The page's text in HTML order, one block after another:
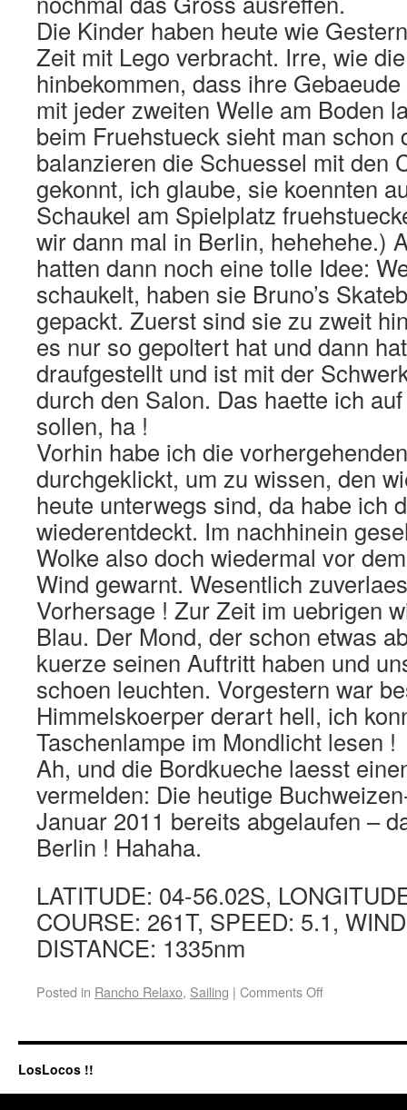
Die Kinder haben heute wie
Zeit mit Lego verbracht. Irre, wie
hinbekommen, dass ihre
mit jeder zweiten Welle am Boden
beim Fruehstueck sieht man schon
balanzieren die Schuessel mit den
gekonnt, ich glaube, sie koennten
Schaukel am Spielplatz
wir dann mal in Berlin, hehehehe.)
hatten dann noch eine tolle Idee:
schaukelt, haben sie Bruno’s
gepackt. Zuerst sind sie zu zweit
es nur so gepoltert hat und dann
draufgestellt und ist mit der
durch den Salon. Das haette ich
sollen, ha !
Vorhin habe ich die
durchgeklickt, um zu wissen, den
heute unterwegs sind, da habe ich
wiederentdeckt. Im nachhinein
Wolke also doch wiedermal vor
Wind gewarnt. Wesentlich
Vorhersage ! Zur Zeit im uebrigen
Blau. Der Mond, der schon etwas
kuerze seinen Auftritt haben und
schoen leuchten. Vorgestern war
Himmelskoerper derart hell, ich
Taschenlampe im Mondlicht lesen !
Ah, und die Bordkueche laesst
vermelden: Die heutige
Januar 2011 bereits abgelaufen –
Berlin ! Hahaha.
LATITUDE: 04-56.02S,
COURSE: 261T, SPEED: 5.1,
DISTANCE: 1335nm
Posted in Rancho Relaxo, Sailing | Comments Off
LosLocos !!